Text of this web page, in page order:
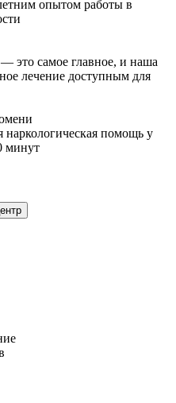
опытом работы в
это самое главное, и наша
лечение доступным для
наркологическая помощь у
минут